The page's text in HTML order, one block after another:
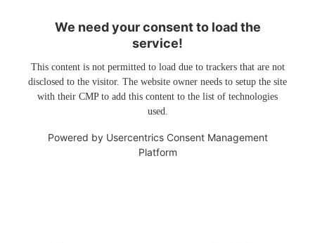
We need your consent to load the
service!
This content is not permitted to load due to trackers that are not
disclosed to the visitor. The website owner needs to setup the site
with their CMP to add this content to the list of technologies
used.
Powered by Usercentrics Consent Management
Platform